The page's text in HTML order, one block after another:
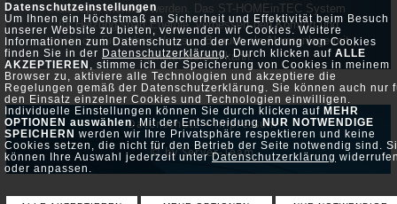
Datenschutzeinstellungen
Um Ihnen ein Höchstmaß an Sicherheit und Effektivität beim Besuch
unserer Website zu bieten, verwenden wir Cookies. Weitere
Informationen zum Datenschutz und der Verwendung von Cookies
finden Sie in der Datenschutzerklärung. Durch klicken auf ALLE
AKZEPTIEREN , stimme ich der Speicherung von Cookies in meinem
Browser zu, aktiviere alle Technologien und akzeptiere die
Regelungen gemäß der Datenschutzerklärung. Sie können auch nur
den Einsatz einzelner Cookies und Technologien einwilligen.
Individuelle Einstellungen können Sie durch klicken auf MEHR
OPTIONEN auswählen. Mit der Entscheidung NUR NOTWENDIGE
SPEICHERN werden wir Ihre Privatsphäre respektieren und keine
Cookies setzen, die nicht für den Betrieb der Seite notwendig sind.
können Ihre Auswahl jederzeit unterDatenschutzerklärung
oder anpassen.
Heizköper montiert werden. Das ST-HOMEinTEC System
für Heizung spart Energie, verbessert den Komfort und
erhöht die Sicherheit, da es z. B. auch als Alarmanlage mit
genutzt werden kann.
Datenschutz •Impressum
© by Server-Team